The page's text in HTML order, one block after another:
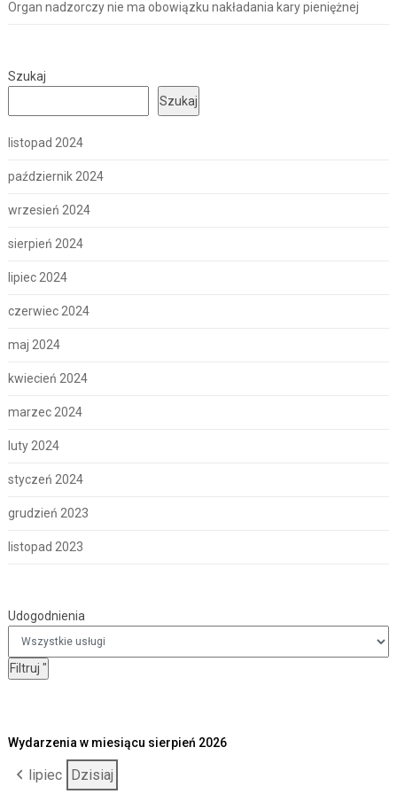
Organ nadzorczy nie ma obowiązku nakładania kary pieniężnej
Szukaj
Szukaj
listopad 2024
październik 2024
wrzesień 2024
sierpień 2024
lipiec 2024
czerwiec 2024
maj 2024
kwiecień 2024
marzec 2024
luty 2024
styczeń 2024
grudzień 2023
listopad 2023
Udogodnienia
Filtruj Udogodnienia
"
Wydarzenia w miesiącu sierpień 2026
lipiec Dzisiaj